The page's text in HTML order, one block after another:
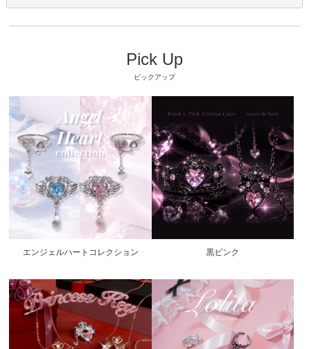
Pick Up
ピックアップ
エンジェルハートコレクション 黒ピンク